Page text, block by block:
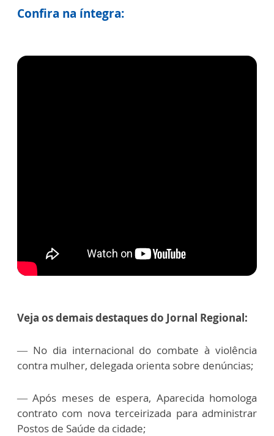
Confira na íntegra:
Veja os demais destaques do Jornal Regional:
— No dia internacional do combate à violência
contra mulher, delegada orienta sobre denúncias;
— Após meses de espera, Aparecida homologa
contrato com nova terceirizada para administrar
Postos de Saúde da cidade;